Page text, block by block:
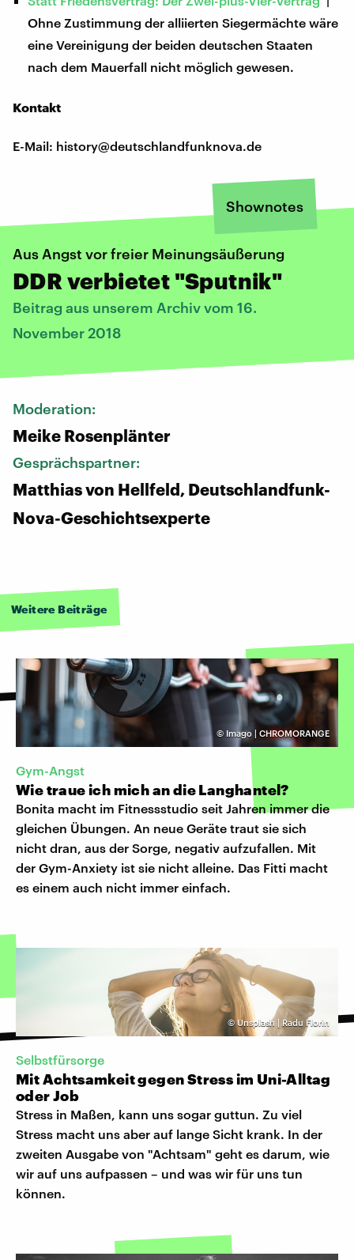
Ohne Zustimmung der alliierten Siegermächte wäre
eine Vereinigung der beiden deutschen Staaten
nach dem Mauerfall nicht möglich gewesen.
Kontakt
E-Mail: history@deutschlandfunknova.de
Shownotes
Aus Angst vor freier Meinungsäußerung
DDR verbietet "Sputnik"
Beitrag aus unserem Archiv vom 16.
November 2018
Moderation:
Meike Rosenplänter
Gesprächspartner:
Matthias von Hellfeld, Deutschlandfunk-
Nova-Geschichtsexperte
Weitere Beiträge
© Imago | CHROMORANGE
Gym-Angst
Wie traue ich mich an die Langhantel?
Bonita macht im Fitnessstudio seit Jahren immer die
gleichen Übungen. An neue Geräte traut sie sich
nicht dran, aus der Sorge, negativ aufzufallen. Mit
der Gym-Anxiety ist sie nicht alleine. Das Fitti macht
es einem auch nicht immer einfach.
©Unsplash | Radu Florin
Selbstfürsorge
Mit Achtsamkeit gegen Stress im Uni-Alltag
oder Job
Stress in Maßen, kann uns sogar guttun. Zu viel
Stress macht uns aber auf lange Sicht krank. In der
zweiten Ausgabe von "Achtsam" geht es darum, wie
wir auf uns aufpassen – und was wir für uns tun
können.